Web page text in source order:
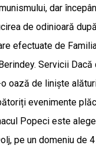
dar
de odinioară
efectuate de
Servicii
oază de liniște
evenimente
Popeci este
pe un domeniu de